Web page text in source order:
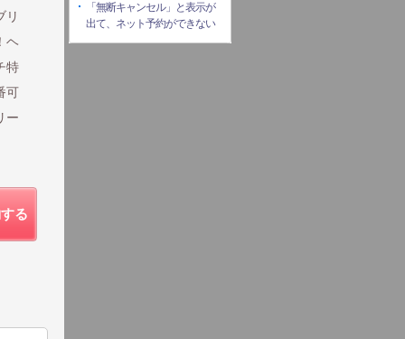
リ
ヘ
特
可
ー
る
「無断キャンセル」と表示が
出て、ネット予約ができない